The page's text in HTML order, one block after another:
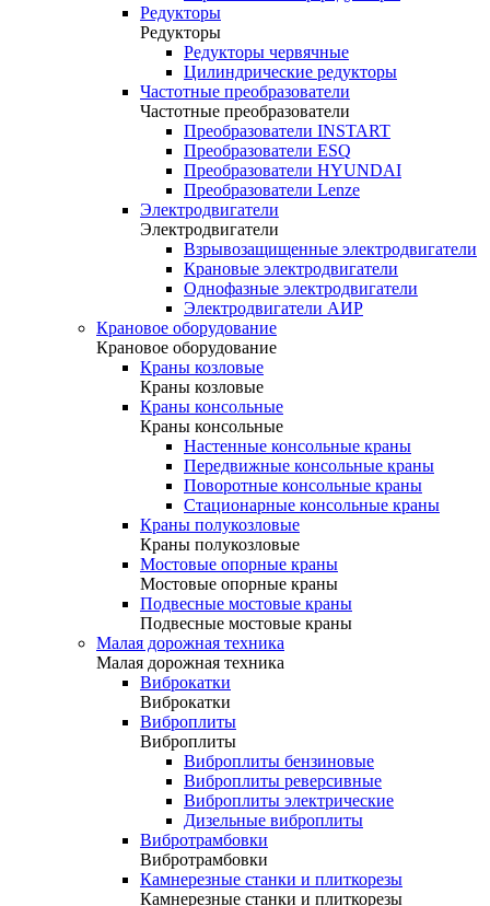
Редукторы
Редукторы
Редукторы червячные
Цилиндрические редукторы
Частотные преобразователи
Частотные преобразователи
Преобразователи INSTART
Преобразователи ESQ
Преобразователи HYUNDAI
Преобразователи Lenze
Электродвигатели
Электродвигатели
Взрывозащищенные электродвигатели
Крановые электродвигатели
Однофазные электродвигатели
Электродвигатели АИР
Крановое оборудование
Крановое оборудование
Краны козловые
Краны козловые
Краны консольные
Краны консольные
Настенные консольные краны
Передвижные консольные краны
Поворотные консольные краны
Стационарные консольные краны
Краны полукозловые
Краны полукозловые
Мостовые опорные краны
Мостовые опорные краны
Подвесные мостовые краны
Подвесные мостовые краны
Малая дорожная техника
Малая дорожная техника
Виброкатки
Виброкатки
Виброплиты
Виброплиты
Виброплиты бензиновые
Виброплиты реверсивные
Виброплиты электрические
Дизельные виброплиты
Вибротрамбовки
Вибротрамбовки
Камнерезные станки и плиткорезы
Камнерезные станки и плиткорезы